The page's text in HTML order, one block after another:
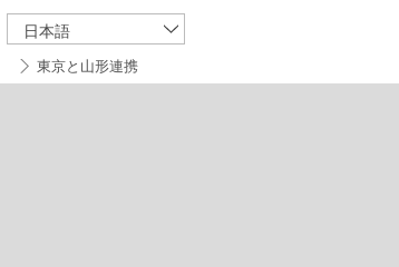
日本語
東京と山形連携